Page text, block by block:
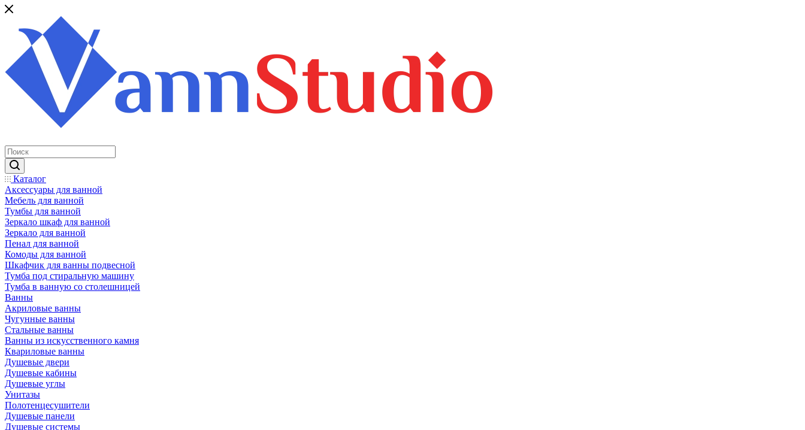
Каталог
Аксессуары для ванной
Мебель для ванной
Тумбы для ванной
Зеркало шкаф для ванной
Зеркало для ванной
Пенал для ванной
Комоды для ванной
Шкафчик для ванны подвесной
Тумба под стиральную машину
Тумба в ванную со столешницей
Ванны
Акриловые ванны
Чугунные ванны
Стальные ванны
Ванны из искусственного камня
Квариловые ванны
Душевые двери
Душевые кабины
Душевые углы
Унитазы
Полотенцесушители
Душевые панели
Душевые системы